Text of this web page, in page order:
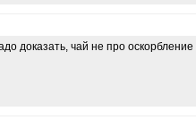
доказать, чай не про